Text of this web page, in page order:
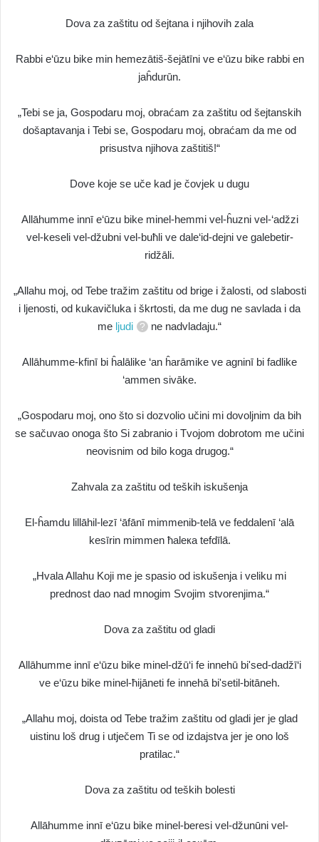
Dova za zaštitu od šejtana i njihovih zala
Rabbi e‘ūzu bike min hemezātiš-šejātīni ve e‘ūzu bike rabbi en
jaĥdurūn.
„Tebi se ja, Gospodaru moj, obraćam za zaštitu od šejtanskih
došaptavanja i Tebi se, Gospodaru moj, obraćam da me od
prisustva njihova zaštitiš!“
Dove koje se uče kad je čovjek u dugu
Allāhumme innī e‘ūzu bike minel-hemmi vel-ĥuzni vel-‘adžzi
vel-keseli vel-džubni vel-buħli ve dale‘id-dejni ve galebetir-
ridžāli.
„Allahu moj, od Tebe tražim zaštitu od brige i žalosti, od slabosti
i ljenosti, od kukavičluka i škrtosti, da me dug ne savlada i da
me ljudi ne nadvladaju.“
Allāhumme-kfinī bi ĥalālike ‘an ĥarāmike ve agninī bi fadlike
‘ammen sivāke.
„Gospodaru moj, ono što si dozvolio učini mi dovoljnim da bih
se sačuvao onoga što Si zabranio i Tvojom dobrotom me učini
neovisnim od bilo koga drugog.“
Zahvala za zaštitu od teških iskušenja
El-ĥamdu lillāhil-lezī ‘āfānī mimmenib-telā ve feddalenī ‘alā
kesīrin mimmen ħaleкa tefdīlā.
„Hvala Allahu Koji me je spasio od iskušenja i veliku mi
prednost dao nad mnogim Svojim stvorenjima.“
Dova za zaštitu od gladi
Allāhumme innī e‘ūzu bike minel-džū‘i fe innehū bi'sed-dadžī‘i
ve e‘ūzu bike minel-ħijāneti fe innehā bi'setil-bitāneh.
„Allahu moj, doista od Tebe tražim zaštitu od gladi jer je glad
uistinu loš drug i utječem Ti se od izdajstva jer je ono loš
pratilac.“
Dova za zaštitu od teških bolesti
Allāhumme innī e‘ūzu bike minel-beresi vel-džunūni vel-